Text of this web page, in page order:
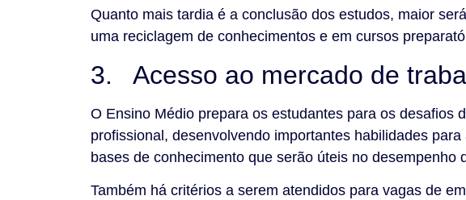
Quanto mais tardia é a conclusão dos estudos, maior
uma reciclagem de conhecimentos e em cursos
3. Acesso ao mercado de
O Ensino Médio prepara os estudantes para os desafios
profissional, desenvolvendo importantes habilidades
bases de conhecimento que serão úteis no desempenho
Também há critérios a serem atendidos para vagas de